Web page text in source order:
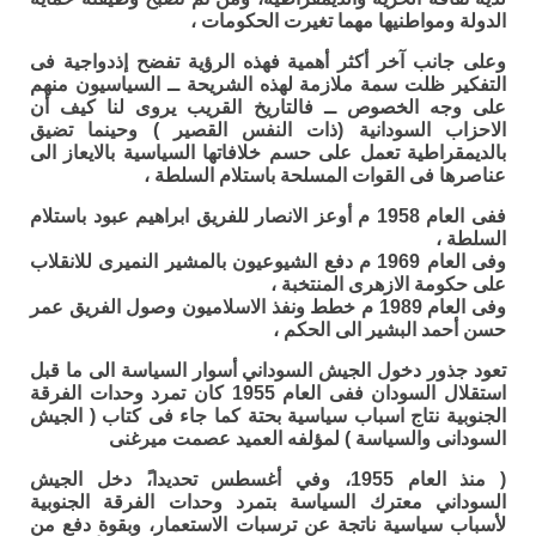
الدولة ومواطنيها مهما تغيرت الحكومات ،
وعلى جانب آخر أكثر أهمية فهذه الرؤية تفضح إذدواجية فى
التفكير ظلت سمة ملازمة لهذه الشريحة ــ السياسيون منهم
على وجه الخصوص ــ فالتاريخ القريب يروى لنا كيف أن
الاحزاب السودانية (ذات النفس القصير ) وحينما تضيق
بالديمقراطية تعمل على حسم خلافاتها السياسية بالايعاز الى
عناصرها فى القوات المسلحة باستلام السلطة ،
ففى العام 1958 م أوعز الانصار للفريق ابراهيم عبود باستلام
السلطة ،
وفى العام 1969 م دفع الشيوعيون بالمشير النميرى للانقلاب
على حكومة الازهرى المنتخبة ،
وفى العام 1989 م خطط ونفذ الاسلاميون وصول الفريق عمر
حسن أحمد البشير الى الحكم ،
تعود جذور دخول الجيش السوداني أسوار السياسة الى ما قبل
استقلال السودان ففى العام 1955 كان تمرد وحدات الفرقة
الجنوبية نتاج اسباب سياسية بحتة كما جاء فى كتاب ( الجيش
السودانى والسياسة ) لمؤلفه العميد عصمت ميرغنى
( منذ العام 1955، وفي أغسطس تحديدا،ً دخل الجيش
السوداني معترك السياسة بتمرد وحدات الفرقة الجنوبية
لأسباب سياسية ناتجة عن ترسبات الاستعمار، وبقوة دفع من